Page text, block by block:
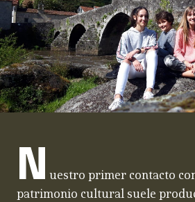
N uestro primer contacto
patrimonio cultural suele